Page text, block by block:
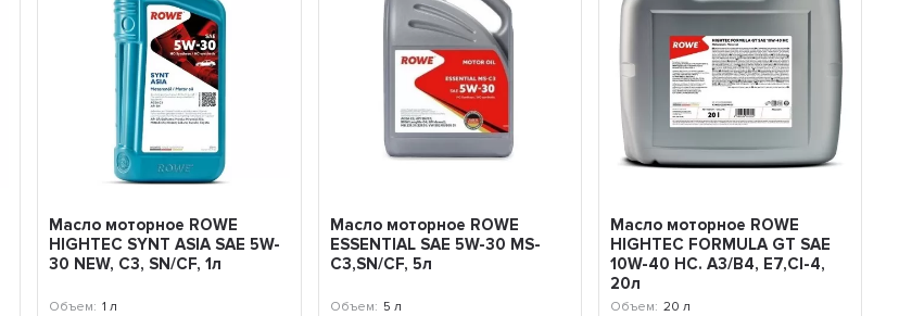
Масло моторное ROWE
HIGHTEC SYNT ASIA SAE 5W-
30 NEW, C3, SN/CF, 1л
Объем: 1 л
Масло моторное ROWE
ESSENTIAL SAE 5W-30 MS-
C3,SN/CF, 5л
Объем: 5 л
Масло моторное ROWE
HIGHTEC FORMULA GT SAE
10W-40 HC. A3/B4, E7,CI-4,
20л
Объем: 20 л